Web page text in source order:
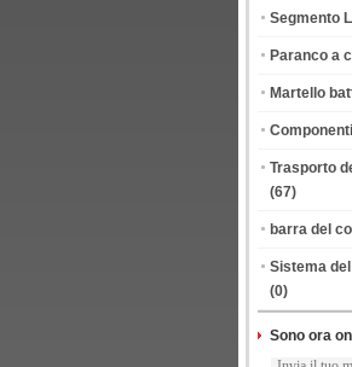
Segmento
Paranco a
Martello
Trasporto
(67)
barra del
Sistema
(0)
Sono ora